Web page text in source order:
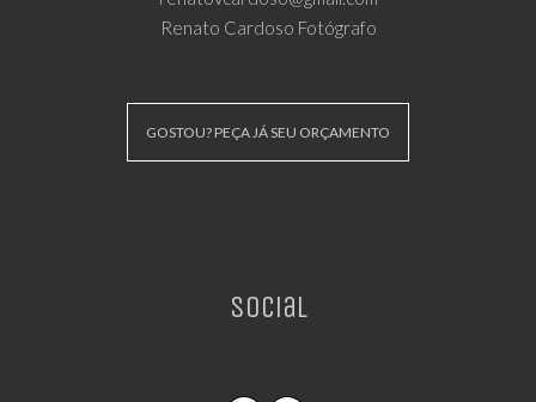
Renato Cardoso Fotógrafo
GOSTOU? PEÇA JÁ SEU ORÇAMENTO
Social